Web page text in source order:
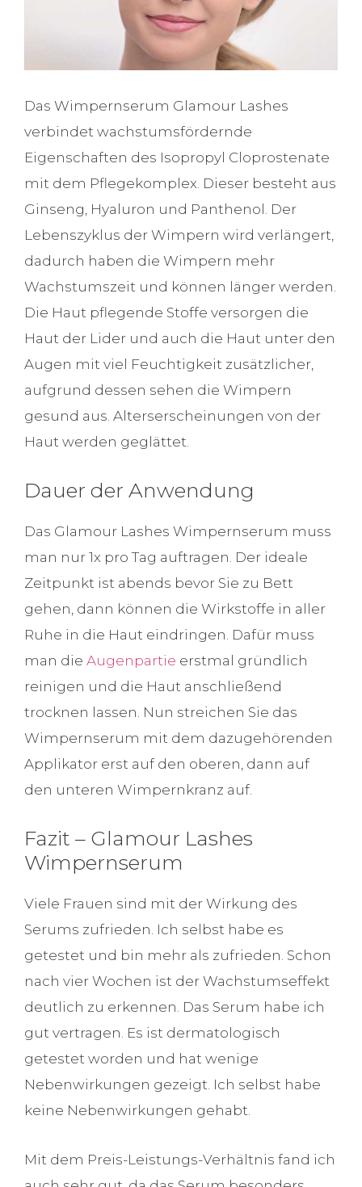
Das Wimpernserum Glamour Lashes
verbindet wachstumsfördernde
Eigenschaften des Isopropyl Cloprostenate
mit dem Pflegekomplex. Dieser besteht aus
Ginseng, Hyaluron und Panthenol. Der
Lebenszyklus der Wimpern wird verlängert,
dadurch haben die Wimpern mehr
Wachstumszeit und können länger werden.
Die Haut pflegende Stoffe versorgen die
Haut der Lider und auch die Haut unter den
Augen mit viel Feuchtigkeit zusätzlicher,
aufgrund dessen sehen die Wimpern
gesund aus. Alterserscheinungen von der
Haut werden geglättet.
Dauer der Anwendung
Das Glamour Lashes Wimpernserum muss
man nur 1x pro Tag auftragen. Der ideale
Zeitpunkt ist abends bevor Sie zu Bett
gehen, dann können die Wirkstoffe in aller
Ruhe in die Haut eindringen. Dafür muss
man die Augenpartie erstmal gründlich
reinigen und die Haut anschließend
trocknen lassen. Nun streichen Sie das
Wimpernserum mit dem dazugehörenden
Applikator erst auf den oberen, dann auf
den unteren Wimpernkranz auf.
Fazit – Glamour Lashes
Wimpernserum
Viele Frauen sind mit der Wirkung des
Serums zufrieden. Ich selbst habe es
getestet und bin mehr als zufrieden. Schon
nach vier Wochen ist der Wachstumseffekt
deutlich zu erkennen. Das Serum habe ich
gut vertragen. Es ist dermatologisch
getestet worden und hat wenige
Nebenwirkungen gezeigt. Ich selbst habe
keine Nebenwirkungen gehabt.
Mit dem Preis-Leistungs-Verhältnis fand ich